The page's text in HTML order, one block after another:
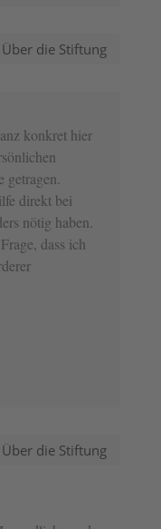
Über die Stiftung
konkret hier
getragen.
direkt bei
nötig haben.
dass ich
Über die Stiftung